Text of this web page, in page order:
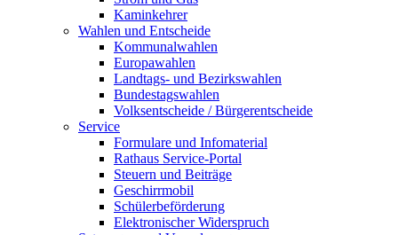
Kaminkehrer
Wahlen und Entscheide
Kommunalwahlen
Europawahlen
Landtags- und Bezirkswahlen
Bundestagswahlen
Volksentscheide / Bürgerentscheide
Service
Formulare und Infomaterial
Rathaus Service-Portal
Steuern und Beiträge
Geschirrmobil
Schülerbeförderung
Elektronischer Widerspruch